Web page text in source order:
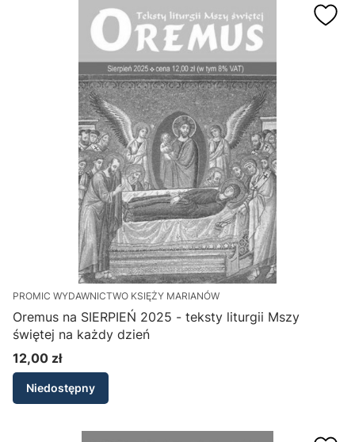
PROMIC WYDAWNICTWO KSIĘŻY MARIANÓW
Oremus na SIERPIEŃ 2025 - teksty liturgii Mszy
świętej na każdy dzień
Cena
12,00 zł
Niedostępny